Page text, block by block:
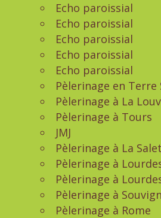
Echo paroissial
Echo paroissial
Echo paroissial
Echo paroissial
Echo paroissial
Pèlerinage en Terre
Pèlerinage à La
Pèlerinage à Tours
JMJ
Pèlerinage à La
Pèlerinage à
Pèlerinage à
Pèlerinage à
Pèlerinage à Rome